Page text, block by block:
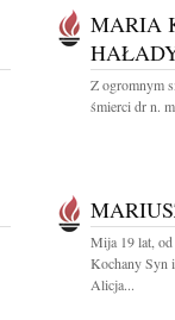
MARIA
Z ogromnym
śmierci dr n.
Mija 19 lat,
Kochany Syn
Alicja...